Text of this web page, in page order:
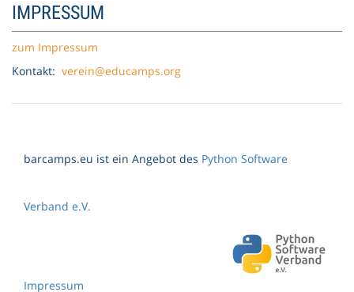
IMPRESSUM
zum Impressum
Kontakt: verein@educamps.org
barcamps.eu ist ein Angebot des Python Software
Verband e.V.
Impressum